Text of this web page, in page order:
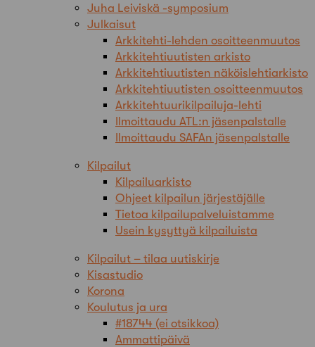
Juha Leiviskä -symposium
Julkaisut
Arkkitehti-lehden osoitteenmuutos
Arkkitehtiuutisten arkisto
Arkkitehtiuutisten näköislehtiarkisto
Arkkitehtiuutisten osoitteenmuutos
Arkkitehtuurikilpailuja-lehti
Ilmoittaudu ATL:n jäsenpalstalle
Ilmoittaudu SAFAn jäsenpalstalle
Kilpailut
Kilpailuarkisto
Ohjeet kilpailun järjestäjälle
Tietoa kilpailupalveluistamme
Usein kysyttyä kilpailuista
Kilpailut – tilaa uutiskirje
Kisastudio
Korona
Koulutus ja ura
#18744 (ei otsikkoa)
Ammattipäivä